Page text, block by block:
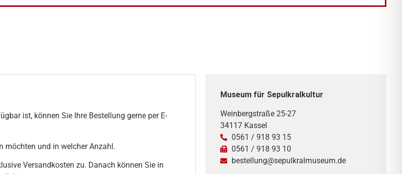
ist, können Sie Ihre Bestellung gerne per E-
möchten und in welcher Anzahl.
Versandkosten zu. Danach können Sie in
Museum für Sepulkralkultur
Weinbergstraße 25-27
34117 Kassel
0561 / 918 93 15
0561 / 918 93 10
bestellung@sepulkralmuseum.de